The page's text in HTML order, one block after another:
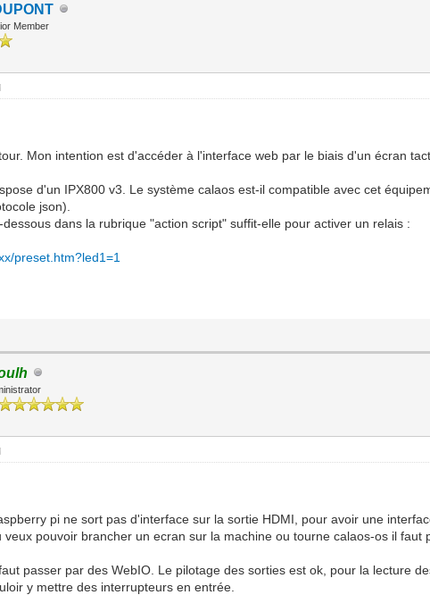
Member
Mon intention est d'accéder à l'interface web par le biais d'un écran
d'un IPX800 v3. Le système calaos est-il compatible avec cet
json).
dessous dans la rubrique "action script" suffit-elle pour activer un relais :
preset.htm?led1=1
pi ne sort pas d'interface sur la sortie HDMI, pour avoir une
veux pouvoir brancher un ecran sur la machine ou tourne calaos-os il faut
passer par des WebIO. Le pilotage des sorties est ok, pour la lecture
y mettre des interrupteurs en entrée.